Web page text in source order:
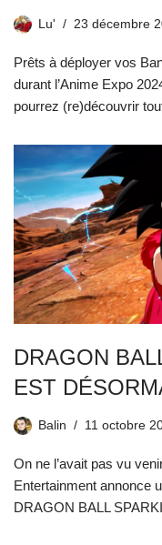
Lu' 23 décembre
Prêts à déployer vos
durant l’Anime Expo
pourrez (re)découvrir
DRAGON
EST
Balin 11 octobre
On ne l’avait pas vu
Entertainment annonce
DRAGON BALL